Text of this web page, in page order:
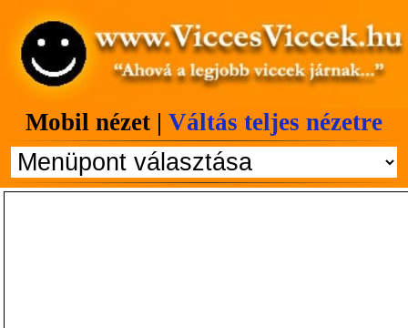
Mobil nézet | Váltás teljes nézetre